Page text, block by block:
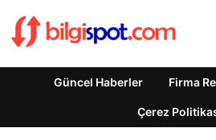
Güncel Haberler Firma
Çerez